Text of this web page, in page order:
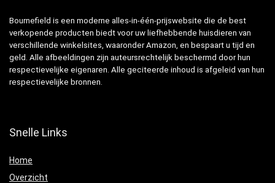
Bournefield is een moderne alles-in-één-prijswebsite die de best
verkopende producten biedt voor uw liefhebbende huisdieren van
verschillende winkelsites, waaronder Amazon, en bespaart u tijd en
geld. Alle afbeeldingen zijn auteursrechtelijk beschermd door hun
respectievelijke eigenaren. Alle geciteerde inhoud is afgeleid van hun
respectievelijke bronnen.
Snelle Links
Home
Overzicht